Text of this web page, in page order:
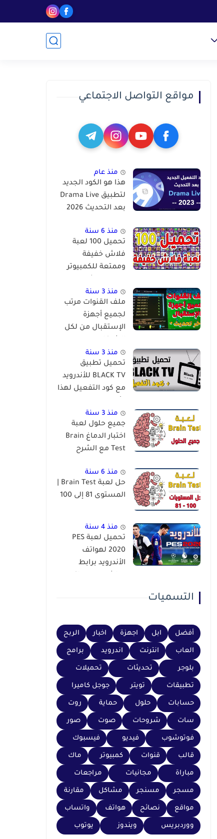
مواقع التواصل الاجتماعي
منذ عام
هذا هو الكود الجديد
لتطبيق Drama Live
بعد التحديث 2026
منذ 6 سنة
تحميل 100 لعبة
فلاش خفيفة
وممتعة للكمبيوتر
منذ 3 سنة
ملف القنوات مرتب
لجميع أجهزة
الإستقبال من لكل
والمعالجات
منذ 3 سنة
تحميل تطبيق
BLACK TV للأندرويد
مع كود التفعيل لهذا
منذ 3 سنة
جميع حلول لعبة
اختبار الدماغ Brain
Test مع الشرح
منذ 6 سنة
المستوى 81 إلى 100
منذ 4 سنة
تحميل لعبة PES
2020 لهواتف
الأندرويد برابط
التسميات
أفضل ابل اجهزة اخبار الربح
العاب انترنت اندرويد برامج
بلوجر تحديثات تحميلات
تطبيقات تويتر جوجل كاميرا
حسابات حلول حماية روت
سات شروحات صوت صور
فوتوشوب فيديو فيسبوك
قالب قنوات كمبيوتر ماك
مباراة مجانيات مراجعات
مسجر مسنجر مشاكل مقارنة
مواقع نصائح هواتف واتساب
ووردبريس ويندوز يوتوب